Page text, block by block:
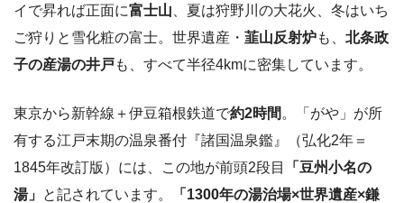
イで昇れば正面に富士山 、夏は狩野川の大花火、冬はいち
ご狩りと雪化粧の富士。世界遺産・ 韮山反射炉も、 北条政
子の産湯の井戸も、すべて半径4kmに密集しています。
東京から新幹線＋伊豆箱根鉄道で約2時間 。「がや」が所
有する江戸末期の温泉番付『諸国温泉鑑』（弘化2年＝
1845年改訂版）には、この地が前頭2段目
「豆州小名の
湯」 と記されています。
「1300年の湯治場×世界遺産×鎌